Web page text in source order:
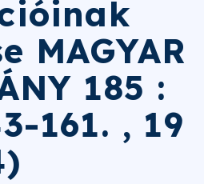
MAGYAR
185 :
161. , 19